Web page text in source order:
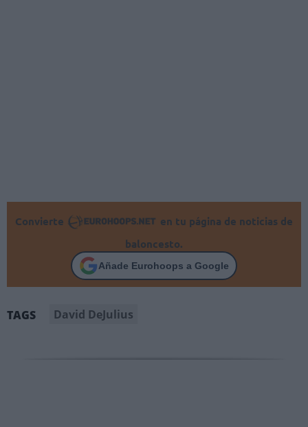
Convierte
en tu página de noticias de
baloncesto.
Añade Eurohoops a Google
TAGS David DeJulius